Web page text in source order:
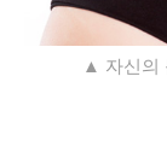
▲ 자신의